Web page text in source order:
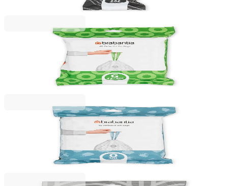
Saci de gunoi cu șnur Brabantia PerfectFit, cod G,
23-30L, 40 bucăți, albi
Saci de gunoi cu șnur Brabantia PerfectFit
FlatBack+/Bo, cod O, 30L, 40 bucăți, pachet